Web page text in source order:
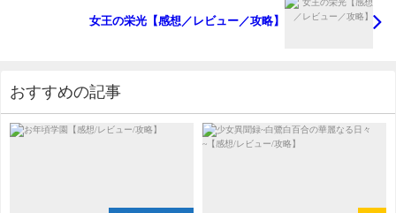
女王の栄光【感想／レビュー／攻略】
おすすめの記事